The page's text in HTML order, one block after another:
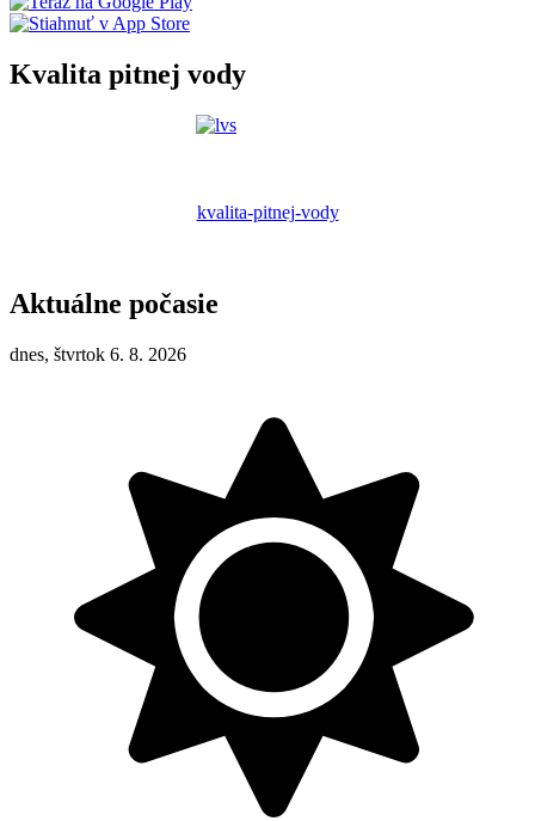
Kvalita pitnej vody
kvalita-pitnej-vody
Aktuálne počasie
dnes, štvrtok 6. 8. 2026